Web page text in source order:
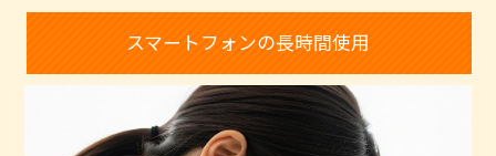
スマートフォンの長時間使用